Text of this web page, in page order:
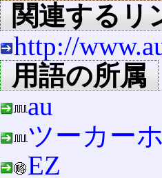
関連するリ
http://
用語の所属
au
ツーカー
EZ